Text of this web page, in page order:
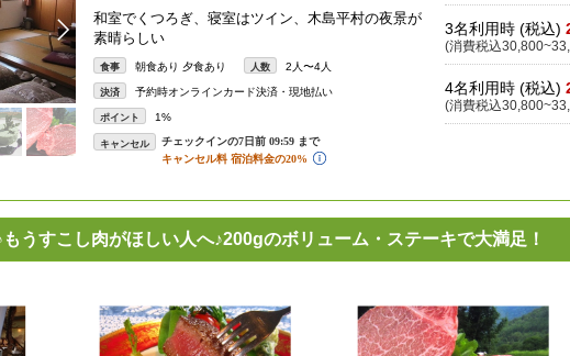
和室でくつろぎ、寝室はツイン、木島平村の夜景が
素晴らしい
食事 朝食あり 夕食あり 人数 2人〜4人
決済 予約時オンラインカード決済・現地払い
ポイント 1%
キャンセル
3名利用時 (税込)
(消費税込
4名利用時 (税込)
(消費税込
うすこし肉がほしい人へ♪200gのボリューム・ステーキで大満足！